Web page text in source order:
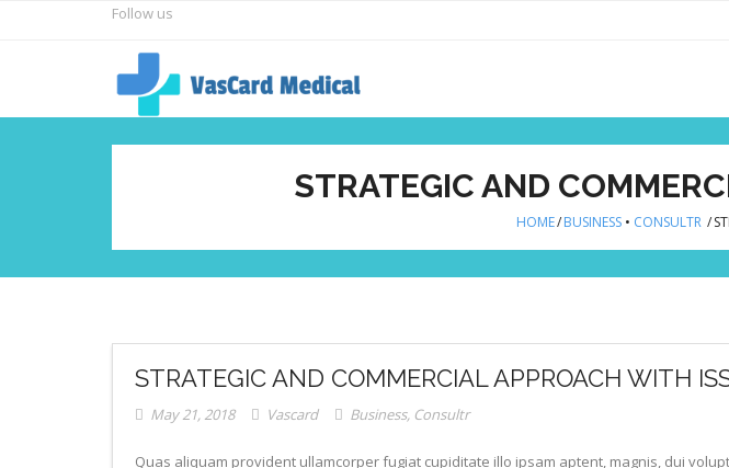
Follow us
STRATEGIC AND
HOME/ BUSINESS• CONSULTR /
STRATEGIC AND COMMERCIAL APPROACH WITH
May 21, 2018 Vascard Business, Consultr
Quas aliquam provident ullamcorper fugiat cupiditate illo ipsam aptent, magnis, dui